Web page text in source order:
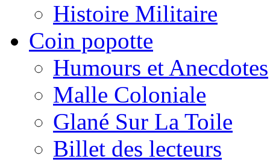
Histoire Militaire
Coin popotte
Humours et Anecdotes
Malle Coloniale
Glané Sur La Toile
Billet des lecteurs